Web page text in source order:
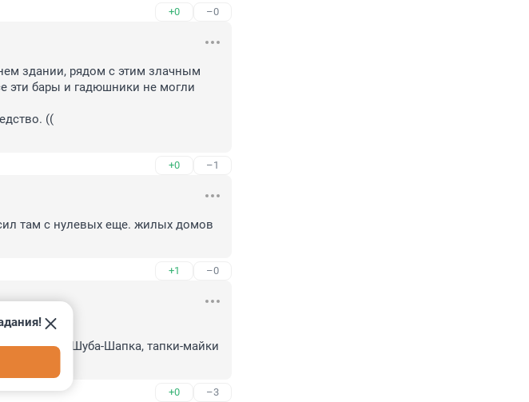
+0 –0
здании, рядом с этим злачным
эти бары и гадюшники не могли
((
+0 –1
там с нулевых еще. жилых домов
+1 –0
ярмарка Шуба-Шапка, тапки-майки
+0 –3